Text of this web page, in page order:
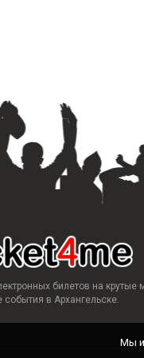
билетов на крутые
события в Архангельске.
Мы